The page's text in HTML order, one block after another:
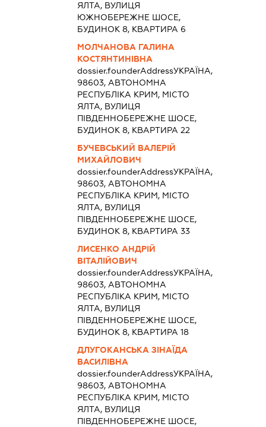
ЯЛТА, ВУЛИЦЯ
ЮЖНОБЕРЕЖНЕ ШОСЕ,
БУДИНОК 8, КВАРТИРА 6
МОЛЧАНОВА ГАЛИНА
КОСТЯНТИНІВНА
dossier.founderAddressУКРАЇНА,
98603, АВТОНОМНА
РЕСПУБЛІКА КРИМ, МІСТО
ЯЛТА, ВУЛИЦЯ
ПІВДЕННОБЕРЕЖНЕ ШОСЕ,
БУДИНОК 8, КВАРТИРА 22
БУЧЕВСЬКИЙ ВАЛЕРІЙ
МИХАЙЛОВИЧ
dossier.founderAddressУКРАЇНА,
98603, АВТОНОМНА
РЕСПУБЛІКА КРИМ, МІСТО
ЯЛТА, ВУЛИЦЯ
ПІВДЕННОБЕРЕЖНЕ ШОСЕ,
БУДИНОК 8, КВАРТИРА 33
ЛИСЕНКО АНДРІЙ
ВІТАЛІЙОВИЧ
dossier.founderAddressУКРАЇНА,
98603, АВТОНОМНА
РЕСПУБЛІКА КРИМ, МІСТО
ЯЛТА, ВУЛИЦЯ
ПІВДЕННОБЕРЕЖНЕ ШОСЕ,
БУДИНОК 8, КВАРТИРА 18
ДЛУГОКАНСЬКА ЗІНАЇДА
ВАСИЛІВНА
dossier.founderAddressУКРАЇНА,
98603, АВТОНОМНА
РЕСПУБЛІКА КРИМ, МІСТО
ЯЛТА, ВУЛИЦЯ
ПІВДЕННОБЕРЕЖНЕ ШОСЕ,